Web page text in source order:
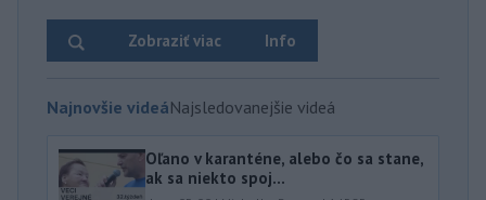
Info
Zobraziť viac
Najnovšie videáNajsledovanejšie videá
Oľano v karanténe, alebo čo sa stane,
ak sa niekto spoj...